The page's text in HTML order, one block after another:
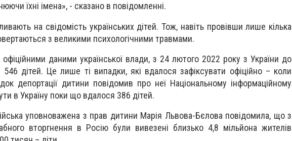
їхні імена», - сказано в повідомленні.
на свідомість українських дітей. Тож, навіть провівши лише кілька
з великими психологічними травмами.
даними української влади, з 24 лютого 2022 року з України до
546 дітей. Це лише ті випадки, які вдалося зафіксувати офіційно – коли
депортації дитини повідомив про неї Національному інформаційному
в Україну поки що вдалося 386 дітей.
уповноважена з прав дитини Марія Львова-Бєлова повідомила, що з
вторгнення в Росію були вивезені близько 4,8 мільйона жителів